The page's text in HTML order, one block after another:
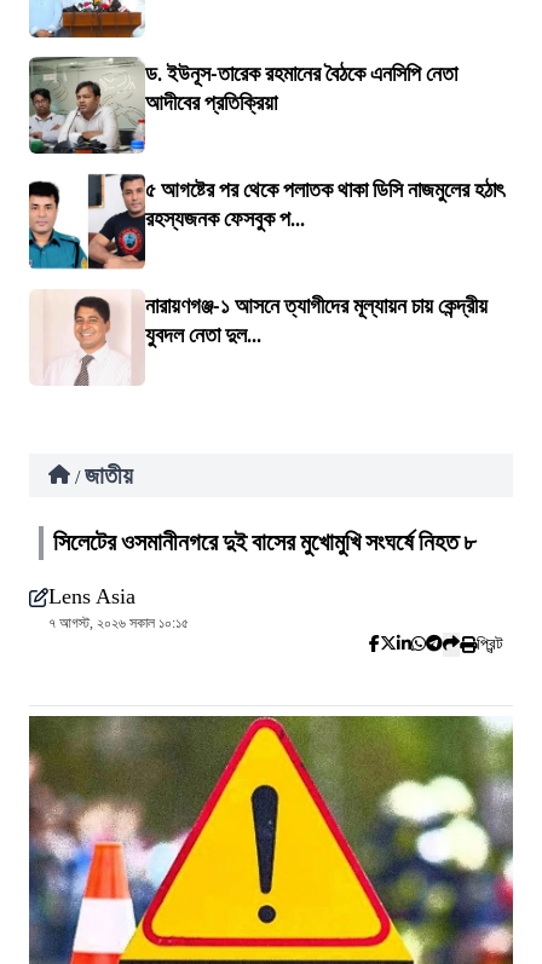
ড. ইউনূস-তারেক রহমানের বৈঠকে এনসিপি নেতা
আদীবের প্রতিক্রিয়া
৫ আগষ্টের পর থেকে পলাতক থাকা ডিসি নাজমুলের হঠাৎ
রহস্যজনক ফেসবুক প...
নারায়ণগঞ্জ-১ আসনে ত্যাগীদের মূল্যায়ন চায় কেন্দ্রীয়
যুবদল নেতা দুল...
/ জাতীয়
সিলেটের ওসমানীনগরে দুই বাসের মুখোমুখি সংঘর্ষে নিহত ৮
Lens Asia
৭ আগস্ট, ২০২৬ সকাল ১০:১৫
প্রিন্ট